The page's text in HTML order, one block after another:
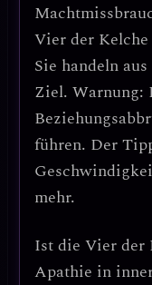
Vier der
Sie handeln
Ziel. Warnung:
führen. Der
mehr.
Ist die Vier der
Apathie in